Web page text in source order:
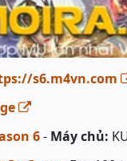
s6.m4vn.com
6- Máy chủ: